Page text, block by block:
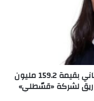
هيرميس تنجح في إتمام الإصدار الثاني بقيمة 159.2 مليون
لشركة «قسّطلي»